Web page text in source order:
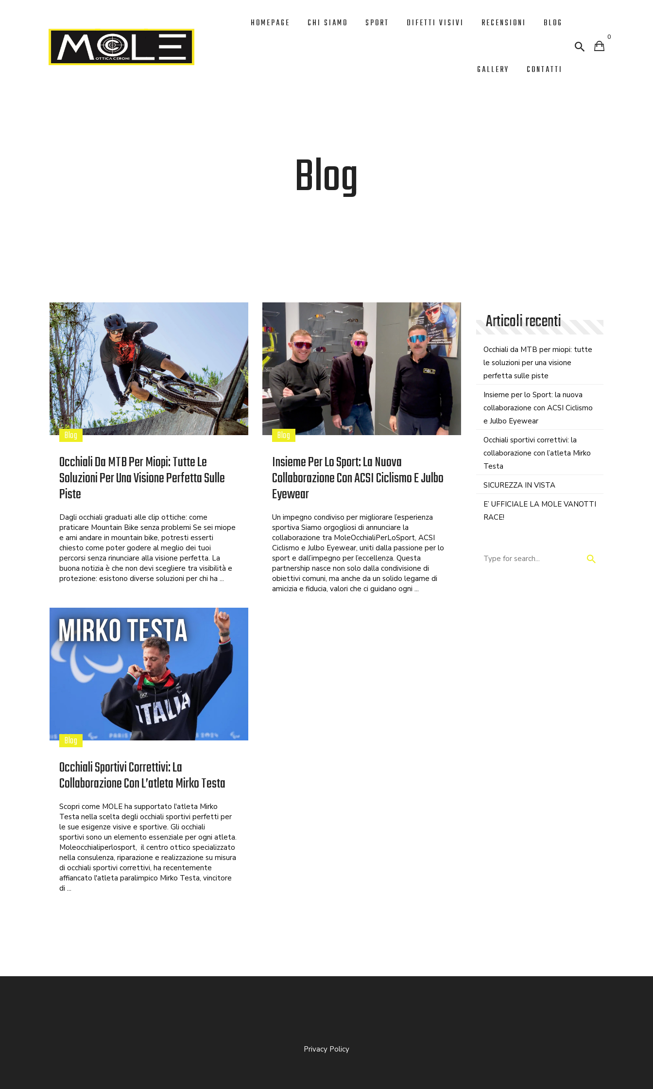
HOMEPAGE CHI SIAMO SPORT DIFETTI VISIVI RECENSIONI BLOG
GALLERY CONTATTI
0
Blog
Blog
Occhiali Da MTB Per Miopi: Tutte Le
Soluzioni Per Una Visione Perfetta Sulle
Piste
Dagli occhiali graduati alle clip ottiche: come
praticare Mountain Bike senza problemi Se sei miope
e ami andare in mountain bike, potresti esserti
chiesto come poter godere al meglio dei tuoi
percorsi senza rinunciare alla visione perfetta. La
buona notizia è che non devi scegliere tra visibilità e
protezione: esistono diverse soluzioni per chi ha ...
Blog
Insieme Per Lo Sport: La Nuova
Collaborazione Con ACSI Ciclismo E Julbo
Eyewear
Un impegno condiviso per migliorare l’esperienza
sportiva Siamo orgogliosi di annunciare la
collaborazione tra MoleOcchialiPerLoSport, ACSI
Ciclismo e Julbo Eyewear, uniti dalla passione per lo
sport e dall’impegno per l’eccellenza. Questa
partnership nasce non solo dalla condivisione di
obiettivi comuni, ma anche da un solido legame di
amicizia e fiducia, valori che ci guidano ogni ...
Blog
Occhiali Sportivi Correttivi: La
Collaborazione Con L’atleta Mirko Testa
Scopri come MOLE ha supportato l'atleta Mirko
Testa nella scelta degli occhiali sportivi perfetti per
le sue esigenze visive e sportive. Gli occhiali
sportivi sono un elemento essenziale per ogni atleta.
Moleocchialiperlosport, il centro ottico specializzato
nella consulenza, riparazione e realizzazione su misura
di occhiali sportivi correttivi, ha recentemente
affiancato l'atleta paralimpico Mirko Testa, vincitore
di ...
Articoli recenti
Occhiali da MTB per miopi: tutte
le soluzioni per una visione
perfetta sulle piste
Insieme per lo Sport: la nuova
collaborazione con ACSI Ciclismo
e Julbo Eyewear
Occhiali sportivi correttivi: la
collaborazione con l’atleta Mirko
Testa
SICUREZZA IN VISTA
E’ UFFICIALE LA MOLE VANOTTI
RACE!
Privacy Policy